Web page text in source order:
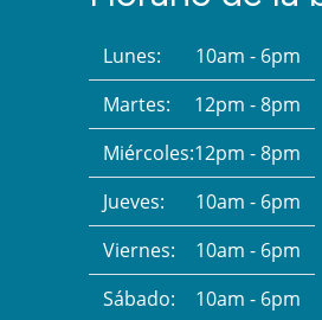
Lunes:
10am - 6pm
Martes:
12pm - 8pm
Miércoles:12pm - 8pm
Jueves:
10am - 6pm
Viernes:
10am - 6pm
Sábado:
10am - 6pm